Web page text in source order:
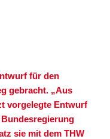
für den
gebracht. „Aus
vorgelegte Entwurf
sie mit dem THW